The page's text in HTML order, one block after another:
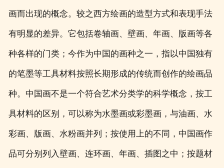
画而出现的概念。较之西方绘画的造型方式和表现手法
有明显的差异。它包括卷轴画、壁画、年画、版画等各
种各样的门类；今作为中国的画种之一，指以中国独有
的笔墨等工具材料按照长期形成的传统而创作的绘画品
种。中国画不是一个符合艺术分类学的科学概念，按工
具材料的区别，可以称为水墨画或彩墨画，与油画、水
彩画、版画、水粉画并列；按使用上的不同，中国画作
品可分别列入壁画、连环画、年画、插图之中；按题材